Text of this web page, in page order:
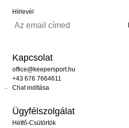
Hírlevél
Kapcsolat
office@keepersport.hu
+43 676 7664611
Chat indítása
Ügyfélszolgálat
Hétfő-Csütörtök